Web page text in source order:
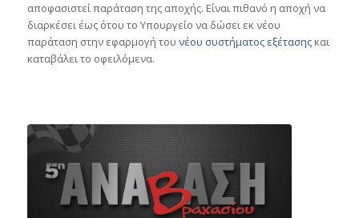
αποφασιστεί παράταση της αποχής. Είναι πιθανό η αποχή να
διαρκέσει έως ότου το Υπουργείο να δώσει εκ νέου
παράταση στην εφαρμογή του νέου συστήματος εξέτασηςκαι
καταβάλει το οφειλόμενα.